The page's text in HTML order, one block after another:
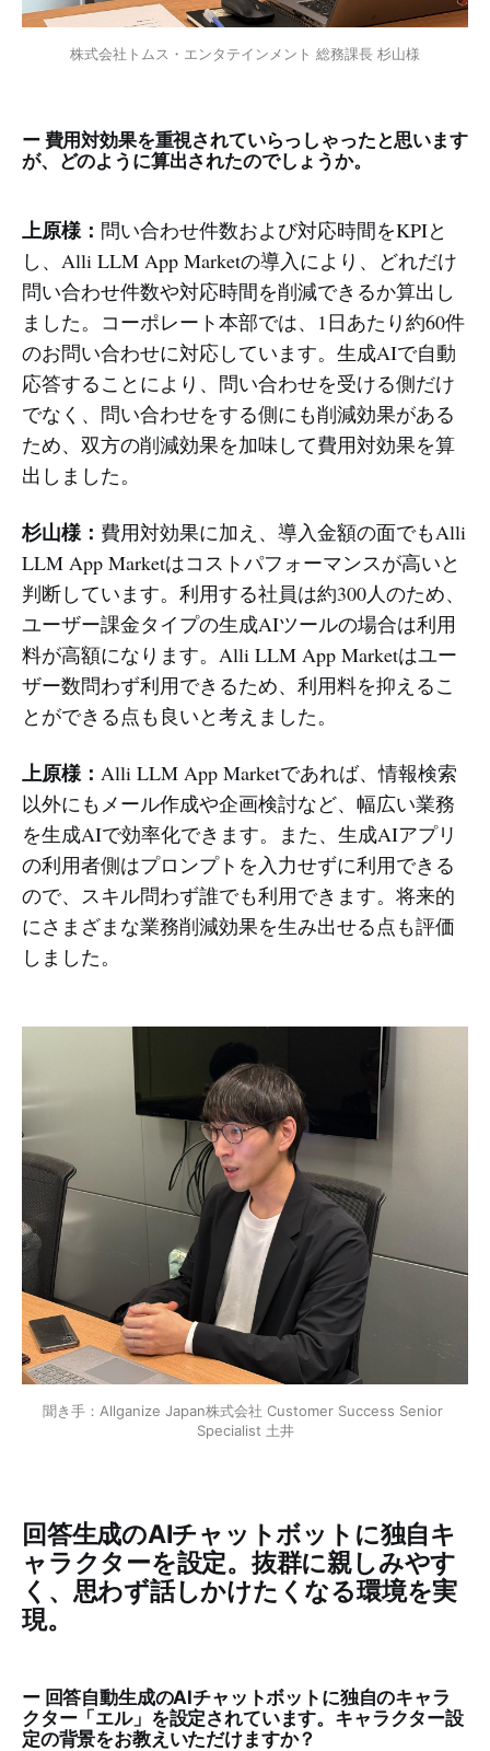
株式会社トムス・エンタテインメント 総務課長 杉山様
ー 費用対効果を重視されていらっしゃったと思います
が、どのように算出されたのでしょうか。
上原様： 問い合わせ件数および対応時間をKPIと
し、Alli LLM App Marketの導入により、どれだけ
問い合わせ件数や対応時間を削減できるか算出し
ました。コーポレート本部では、1日あたり約60件
のお問い合わせに対応しています。生成AIで自動
応答することにより、問い合わせを受ける側だけ
でなく、問い合わせをする側にも削減効果がある
ため、双方の削減効果を加味して費用対効果を算
出しました。
杉山様： 費用対効果に加え、導入金額の面でもAlli
LLM App Marketはコストパフォーマンスが高いと
判断しています。利用する社員は約300人のため、
ユーザー課金タイプの生成AIツールの場合は利用
料が高額になります。Alli LLM App Marketはユー
ザー数問わず利用できるため、利用料を抑えるこ
とができる点も良いと考えました。
上原様： Alli LLM App Marketであれば、情報検索
以外にもメール作成や企画検討など、幅広い業務
を生成AIで効率化できます。また、生成AIアプリ
の利用者側はプロンプトを入力せずに利用できる
ので、スキル問わず誰でも利用できます。将来的
にさまざまな業務削減効果を生み出せる点も評価
しました。
聞き手：Allganize Japan株式会社 Customer Success Senior
Specialist 土井
回答生成のAIチャットボットに独自キ
ャラクターを設定。抜群に親しみやす
く、思わず話しかけたくなる環境を実
現。
ー 回答自動生成のAIチャットボットに独自のキャラ
クター「エル」を設定されています。キャラクター設
定の背景をお教えいただけますか？